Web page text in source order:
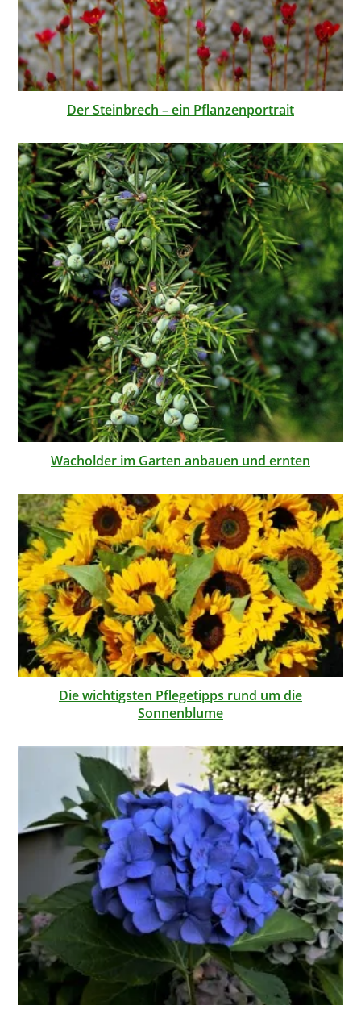
Der Steinbrech – ein Pflanzenportrait
Wacholder im Garten anbauen und ernten
Die wichtigsten Pflegetipps rund um die
Sonnenblume